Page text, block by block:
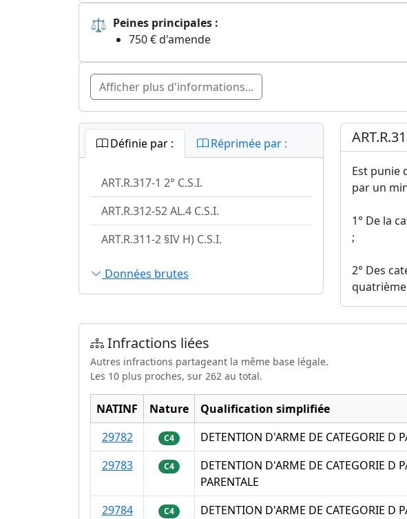
⚖ Peines principales :
750 € d'amende
Afficher plus d'informations...
Définie par : Réprimée par :
ART.R.317-1 2° C.S.I.
ART.R.312-52 AL.4 C.S.I.
ART.R.311-2 §IV H) C.S.I.
Données brutes
Est punie
par un
1° De la
;
2° Des
quatrième
Infractions liées
Autres infractions partageant la même base légale.
Les 10 plus proches, sur 262 au total.
NATINF Nature
Qualification simplifiée
29782
C4
DETENTION D'ARME DE CATEGORIE D
29783
C4
DETENTION D'ARME DE CATEGORIE D
PARENTALE
29784
C4
DETENTION D'ARME DE CATEGORIE D